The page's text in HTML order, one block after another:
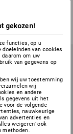
v.a. 30 stuks
gekozen!
functies, op u
van cookies
om uw
van gegevens op
wij uw toestemming
wij
en andere
gegevens uit het
voor de volgende
nauwkeurige
advertenties en
weigeren' ook
methoden.